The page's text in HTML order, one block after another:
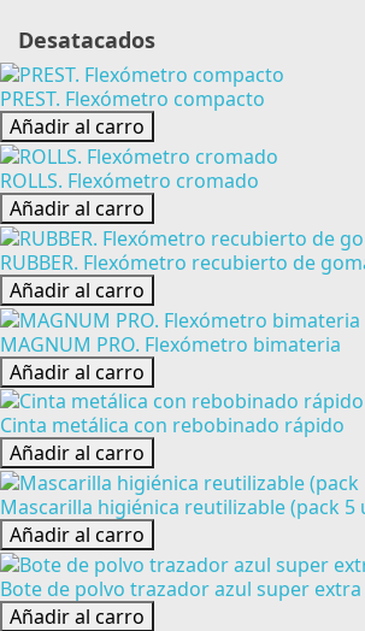
Desatacados
PREST. Flexómetro compacto
Añadir al carro
ROLLS. Flexómetro cromado
Añadir al carro
RUBBER. Flexómetro recubierto de
Añadir al carro
MAGNUM PRO. Flexómetro bimateria
Añadir al carro
Cinta metálica con rebobinado rápido
Añadir al carro
Mascarilla higiénica reutilizable (pack 5
Añadir al carro
Bote de polvo trazador azul super
Añadir al carro